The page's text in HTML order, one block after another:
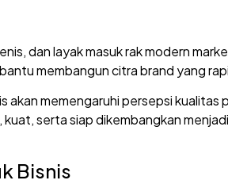
dan layak masuk rak modern
membangun citra brand yang
akan memengaruhi persepsi kualitas
serta siap dikembangkan
Bisnis